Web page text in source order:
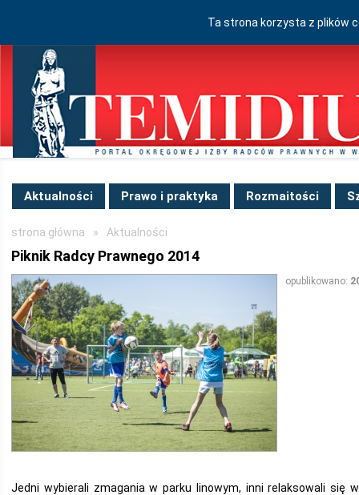
Ta strona korzysta z plików
Aktualności Prawo i praktyka Rozmaitości
strona główna » Aktualności
Piknik Radcy Prawnego 2014
opublikowano:
Jedni wybierali zmagania w parku linowym, inni relaksowali się